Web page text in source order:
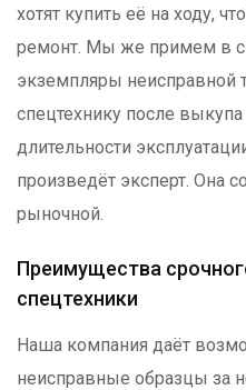
хотят купить её на ходу,
ремонт. Мы же примем в
экземпляры неисправной
спецтехнику после
длительности
произведёт эксперт. Она
рыночной.
Преимущества
спецтехники
Наша компания даёт
неисправные образцы за